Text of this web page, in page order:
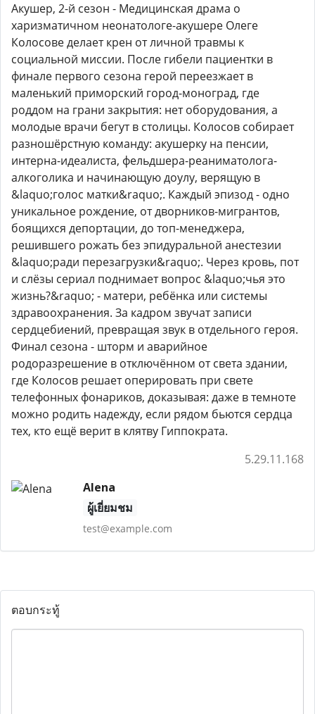
Акушер, 2-й сезон - Медицинская драма о
харизматичном неонатологе-акушере Олеге
Колосове делает крен от личной травмы к
социальной миссии. После гибели пациентки в
финале первого сезона герой переезжает в
маленький приморский город-моноград, где
роддом на грани закрытия: нет оборудования, а
молодые врачи бегут в столицы. Колосов собирает
разношёрстную команду: акушерку на пенсии,
интерна-идеалиста, фельдшера-реаниматолога-
алкоголика и начинающую доулу, верящую в
&laquo;голос матки&raquo;. Каждый эпизод - одно
уникальное рождение, от дворников-мигрантов,
боящихся депортации, до топ-менеджера,
решившего рожать без эпидуральной анестезии
&laquo;ради перезагрузки&raquo;. Через кровь, пот
и слёзы сериал поднимает вопрос &laquo;чья это
жизнь?&raquo; - матери, ребёнка или системы
здравоохранения. За кадром звучат записи
сердцебиений, превращая звук в отдельного героя.
Финал сезона - шторм и аварийное
родоразрешение в отключённом от света здании,
где Колосов решает оперировать при свете
телефонных фонариков, доказывая: даже в темноте
можно родить надежду, если рядом бьются сердца
тех, кто ещё верит в клятву Гиппократа.
5.29.11.168
Alena
ผู้เยี่ยมชม
test@example.com
ตอบกระทู้